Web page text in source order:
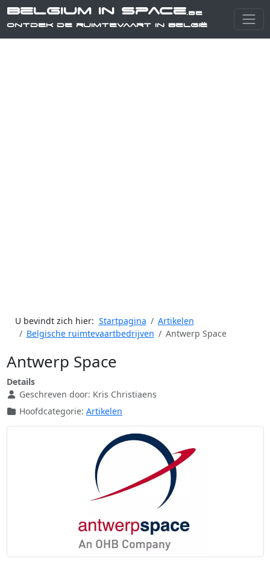
Belgium in Space.be
Ontdek de ruimtevaart in België
U bevindt zich hier: Startpagina
Artikelen
Belgische ruimtevaartbedrijven
Antwerp Space
Antwerp Space
Details
Geschreven door: Kris Christiaens
Hoofdcategorie: Artikelen